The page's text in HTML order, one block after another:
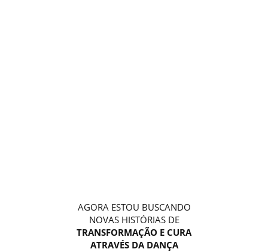
AGORA ESTOU BUSCANDO
NOVAS HISTÓRIAS DE
TRANSFORMAÇÃO E CURA
ATRAVÉS DA DANÇA